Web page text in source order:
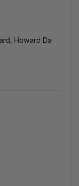
Howard Da